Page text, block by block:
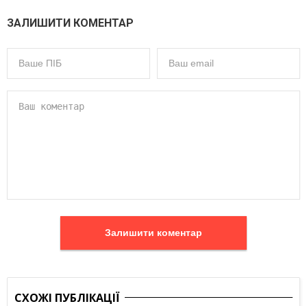
ЗАЛИШИТИ КОМЕНТАР
Залишити коментар
СХОЖІ ПУБЛІКАЦІЇ